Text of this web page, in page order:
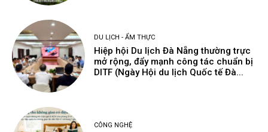
DU LỊCH - ẨM THỰC
Hiệp hội Du lịch Đà Nẵng thường trực
mở rộng, đẩy mạnh công tác chuẩn bị
DITF (Ngày Hội du lịch Quốc tế Đà...
CÔNG NGHỆ